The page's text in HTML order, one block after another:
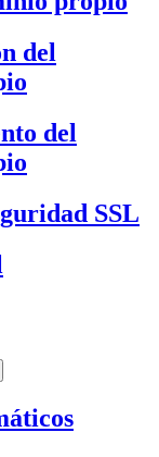
del
del
SSL